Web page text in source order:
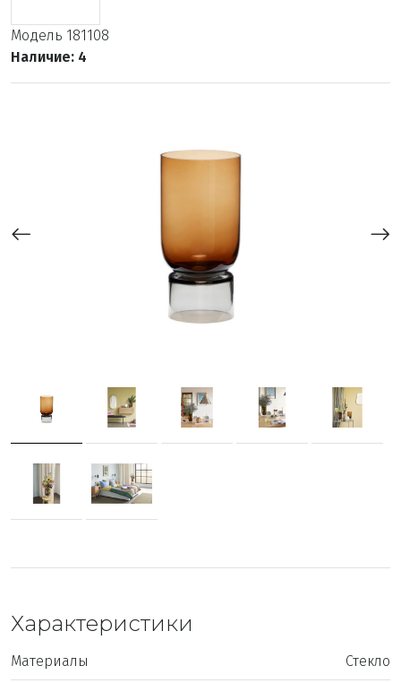
РУЧКИ
Модель 181108
Наличие: 4
Характеристики
Материалы Стекло